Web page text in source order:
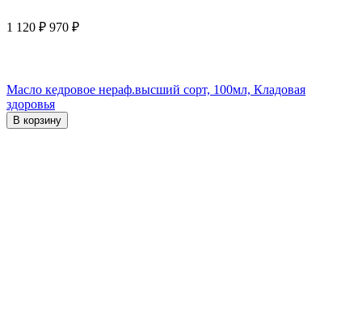
1 120 ₽ 970 ₽
Масло кедровое нераф.высший сорт, 100мл, Кладовая
здоровья
В корзину